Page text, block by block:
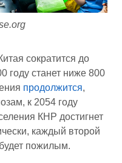
сократится до
году станет ниже 800
продолжится,
к 2054 году
КНР достигнет
каждый второй
пожилым.